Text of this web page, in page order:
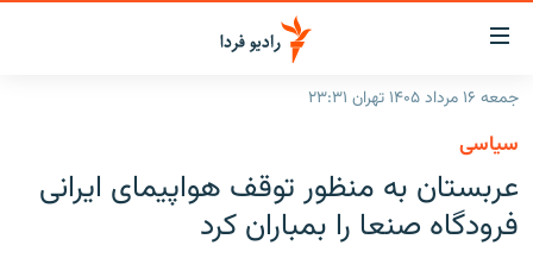
لینک‌های
قابلیت
دسترسی
بازگشت
منوی
اصلی
جهان
جمعه ۱۶ مرداد ۱۴۰۵ تهران ۲۳:۳۱
سیاسی
عربستان به منظور توقف هواپیمای ایرانی
فرودگاه صنعا را بمباران کرد